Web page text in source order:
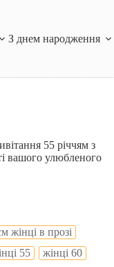
З днем народження
55 річчям з
вашого улюбленого
жінці в прозі
55
жінці 60